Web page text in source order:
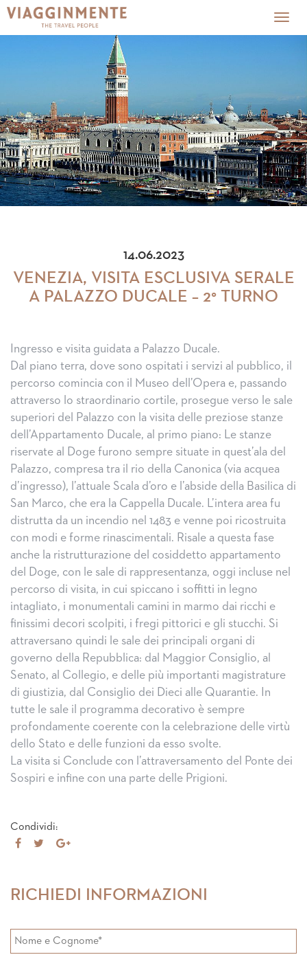
14.06.2023
VENEZIA, VISITA ESCLUSIVA SERALE
A PALAZZO DUCALE – 2° TURNO
Ingresso e visita guidata a Palazzo Ducale.
Dal piano terra, dove sono ospitati i servizi al pubblico, il
percorso comincia con il Museo dell’Opera e, passando
attraverso lo straordinario cortile, prosegue verso le sale
superiori del Palazzo con la visita delle preziose stanze
dell’Appartamento Ducale, al primo piano: Le stanze
riservate al Doge furono sempre situate in quest’ala del
Palazzo, compresa tra il rio della Canonica (via acquea
d’ingresso), l’attuale Scala d’oro e l’abside della Basilica di
San Marco, che era la Cappella Ducale. L’intera area fu
distrutta da un incendio nel 1483 e venne poi ricostruita
con modi e forme rinascimentali. Risale a questa fase
anche la ristrutturazione del cosiddetto appartamento
del Doge, con le sale di rappresentanza, oggi incluse nel
percorso di visita, in cui spiccano i soffitti in legno
intagliato, i monumentali camini in marmo dai ricchi e
finissimi decori scolpiti, i fregi pittorici e gli stucchi. Si
attraversano quindi le sale dei principali organi di
governo della Repubblica: dal Maggior Consiglio, al
Senato, al Collegio, e delle più importanti magistrature
di giustizia, dal Consiglio dei Dieci alle Quarantie. In
tutte le sale il programma decorativo è sempre
profondamente coerente con la celebrazione delle virtù
dello Stato e delle funzioni da esso svolte.
La visita si Conclude con l’attraversamento del Ponte dei
Sospiri e infine con una parte delle Prigioni.
Condividi:
Share TweetShare
RICHIEDI INFORMAZIONI